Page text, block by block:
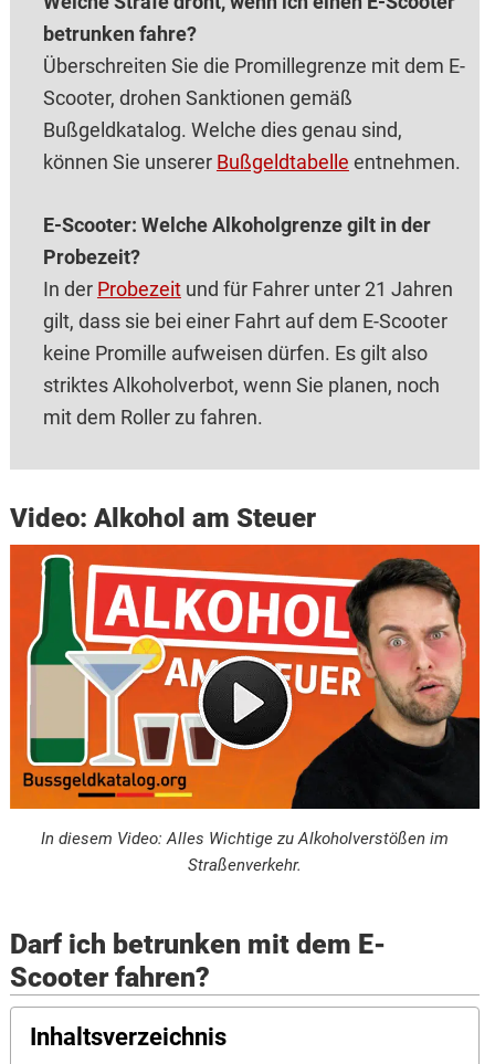
betrunken fahre?
Überschreiten Sie die Promillegrenze mit dem E-
Scooter, drohen Sanktionen gemäß
Bußgeldkatalog. Welche dies genau sind,
können Sie unserer Bußgeldtabelle entnehmen.
E-Scooter: Welche Alkoholgrenze gilt in der
Probezeit?
In der Probezeitund für Fahrer unter 21 Jahren
gilt, dass sie bei einer Fahrt auf dem E-Scooter
keine Promille aufweisen dürfen. Es gilt also
striktes Alkoholverbot, wenn Sie planen, noch
mit dem Roller zu fahren.
Video: Alkohol am Steuer
In diesem Video: Alles Wichtige zu Alkoholverstößen im
Straßenverkehr.
Darf ich betrunken mit dem E-
Scooter fahren?
Inhaltsverzeichnis